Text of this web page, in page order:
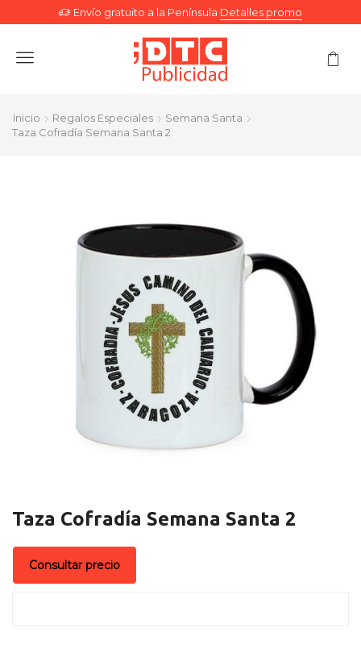
Envío gratuito a la Península Detalles promo
Menu
Inicio Regalos Especiales
Semana Santa
Taza Cofradía Semana Santa 2
Taza Cofradía Semana Santa 2
Consultar precio